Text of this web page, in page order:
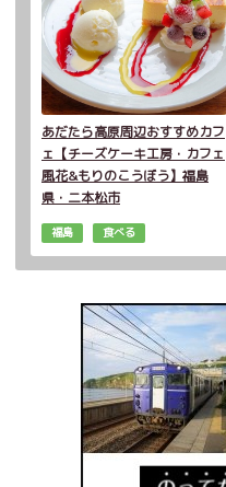
あだたら高原周辺おすすめカフ
ェ【チーズケーキ工房・カフェ
風花&もりのこうぼう】福島
県・二本松市
福島 食べる